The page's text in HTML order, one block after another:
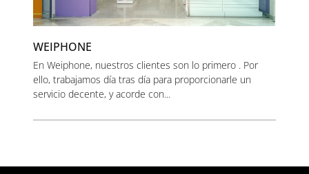
WEIPHONE
En Weiphone, nuestros clientes son lo primero . Por
ello, trabajamos día tras día para proporcionarle un
servicio decente, y acorde con...